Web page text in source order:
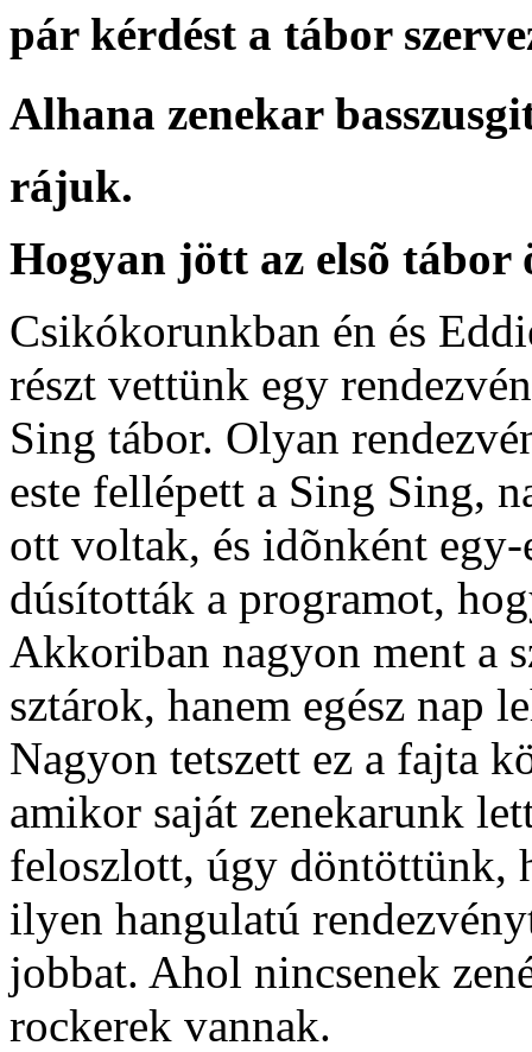
pár kérdést a tábor
Alhana zenekar
rájuk.
Hogyan jött az elsõ tábor
Csikókorunkban én és
részt vettünk egy
Sing tábor. Olyan
este fellépett a Sing Sing,
ott voltak, és idõnként
dúsították a programot,
Akkoriban nagyon ment a
sztárok, hanem egész nap
Nagyon tetszett ez a fajta
amikor saját zenekarunk
feloszlott, úgy döntöttünk,
ilyen hangulatú
jobbat. Ahol nincsenek
rockerek vannak.